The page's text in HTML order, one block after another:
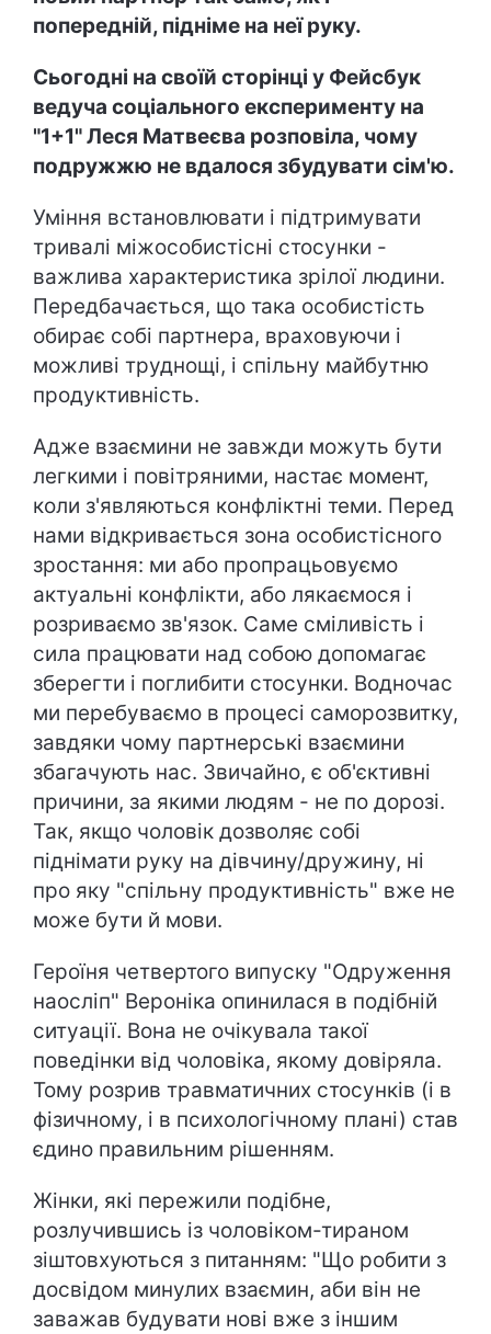
попередній, підніме на неї руку.
Сьогодні на своїй сторінці у Фейсбук
ведуча соціального експерименту на
"1+1" Леся Матвеєва розповіла, чому
подружжю не вдалося збудувати сім'ю.
Уміння встановлювати і підтримувати
тривалі міжособистісні стосунки -
важлива характеристика зрілої людини.
Передбачається, що така особистість
обирає собі партнера, враховуючи і
можливі труднощі, і спільну майбутню
продуктивність.
Адже взаємини не завжди можуть бути
легкими і повітряними, настає момент,
коли з'являються конфліктні теми. Перед
нами відкривається зона особистісного
зростання: ми або пропрацьовуємо
актуальні конфлікти, або лякаємося і
розриваємо зв'язок. Саме сміливість і
сила працювати над собою допомагає
зберегти і поглибити стосунки. Водночас
ми перебуваємо в процесі саморозвитку,
завдяки чому партнерські взаємини
збагачують нас. Звичайно, є об'єктивні
причини, за якими людям - не по дорозі.
Так, якщо чоловік дозволяє собі
піднімати руку на дівчину/дружину, ні
про яку "спільну продуктивність" вже не
може бути й мови.
Героїня четвертого випуску "Одруження
наосліп" Вероніка опинилася в подібній
ситуації. Вона не очікувала такої
поведінки від чоловіка, якому довіряла.
Тому розрив травматичних стосунків (і в
фізичному, і в психологічному плані) став
єдино правильним рішенням.
Жінки, які пережили подібне,
розлучившись із чоловіком-тираном
зіштовхуються з питанням: "Що робити з
досвідом минулих взаємин, аби він не
заважав будувати нові вже з іншим